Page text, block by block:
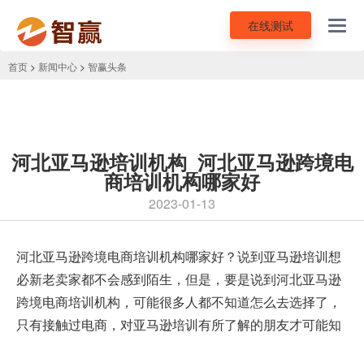
在线测试
首页 > 新闻中心 > 智赢头条
河北亚马逊培训机构_河北亚马逊跨境电
商培训机构哪家好
2023-01-13
河北亚马逊跨境电商培训机构哪家好？说到亚马逊培训想
必新老卖家都不会感到陌生，但是，要是说到河北亚马逊
跨境电商培训机构，可能很多人都不知道怎么去选择了，
只有接触过电商，对亚马逊培训有所了解的朋友才可能知